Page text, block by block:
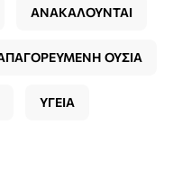
ΑΝΑΚΑΛΟΥΝΤΑΙ
ΟΥΣΙΑ
ΥΓΕΙΑ